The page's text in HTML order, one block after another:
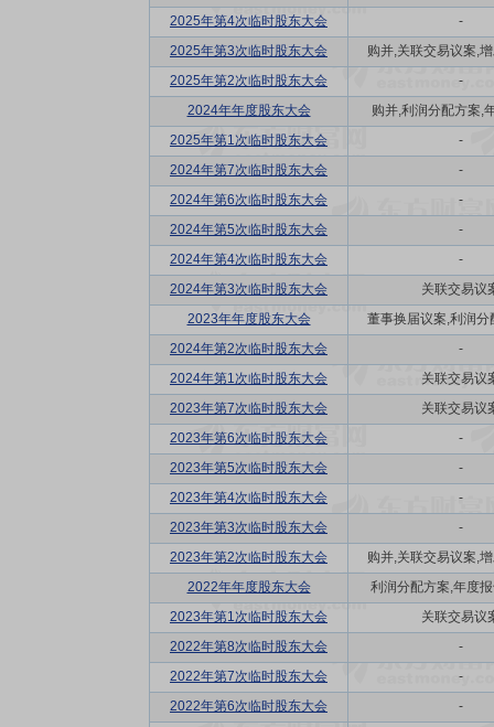
2025年第4次临时股东大会
-
2025年第3次临时股东大会
购并,关联交易议案,
2025年第2次临时股东大会
-
2024年年度股东大会
购并,利润分配方案,
2025年第1次临时股东大会
-
2024年第7次临时股东大会
-
2024年第6次临时股东大会
-
2024年第5次临时股东大会
-
2024年第4次临时股东大会
-
2024年第3次临时股东大会
关联交易议
2023年年度股东大会
董事换届议案,利润分
2024年第2次临时股东大会
-
2024年第1次临时股东大会
关联交易议
2023年第7次临时股东大会
关联交易议
2023年第6次临时股东大会
-
2023年第5次临时股东大会
-
2023年第4次临时股东大会
-
2023年第3次临时股东大会
-
2023年第2次临时股东大会
购并,关联交易议案,
2022年年度股东大会
利润分配方案,年度
2023年第1次临时股东大会
关联交易议
2022年第8次临时股东大会
-
2022年第7次临时股东大会
-
2022年第6次临时股东大会
-